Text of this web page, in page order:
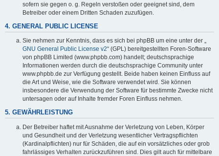
sofern sie gegen o. g. Regeln verstoßen oder geeignet sind, dem
Betreiber oder einem Dritten Schaden zuzufügen.
4. GENERAL PUBLIC LICENSE
Sie nehmen zur Kenntnis, dass es sich bei phpBB um eine unter der „
GNU General Public License v2“ (GPL) bereitgestellten Foren-Software
von phpBB Limited (www.phpbb.com) handelt; deutschsprachige
Informationen werden durch die deutschsprachige Community unter
www.phpbb.de zur Verfügung gestellt. Beide haben keinen Einfluss auf
die Art und Weise, wie die Software verwendet wird. Sie können
insbesondere die Verwendung der Software für bestimmte Zwecke nicht
untersagen oder auf Inhalte fremder Foren Einfluss nehmen.
5. GEWÄHRLEISTUNG
Der Betreiber haftet mit Ausnahme der Verletzung von Leben, Körper
und Gesundheit und der Verletzung wesentlicher Vertragspflichten
(Kardinalpflichten) nur für Schäden, die auf ein vorsätzliches oder grob
fahrlässiges Verhalten zurückzuführen sind. Dies gilt auch für mittelbare